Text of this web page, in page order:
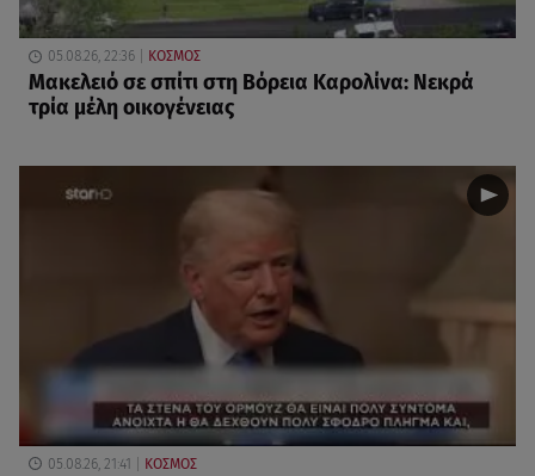
05.08.26, 22:36 ΚΟΣΜΟΣ
Μακελειό σε σπίτι στη Βόρεια Καρολίνα: Νεκρά
τρία μέλη οικογένειας
05.08.26, 21:41 ΚΟΣΜΟΣ